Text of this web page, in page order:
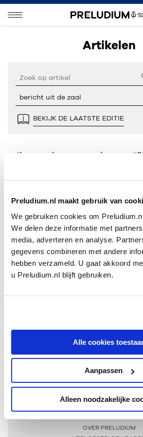
Preludium.nl maakt gebruik van
We gebruiken cookies om
We delen deze informatie met
media, adverteren en analyse.
gegevens combineren met andere
hebben verzameld. U gaat akkoord
u Preludium.nl blijft gebruiken.
Alle cookies
Aanpassen
Alleen noodzakelijke
Artikelen
BEKIJK DE LAATSTE EDITIE
Geen resultaten gevonden voor “”.
Meer informatie
OVER PRELUDIUM